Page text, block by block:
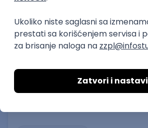
Plaćena praksa - grafički
agenciji